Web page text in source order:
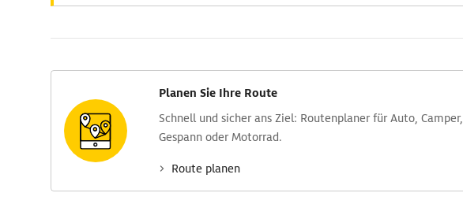
Planen Sie Ihre Route
Schnell und sicher ans Ziel: Routen­planer für Auto, Camper,
Gespann oder Motorrad.
Route planen